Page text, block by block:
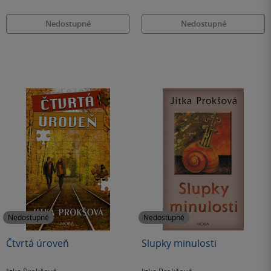
Nedostupné Nedostupné
Nedostupné
Čtvrtá úroveň
Nedostupné
Slupky minulosti